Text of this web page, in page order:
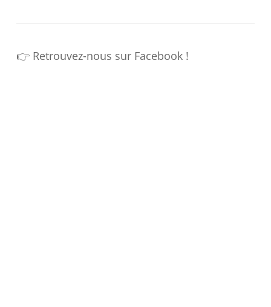
👉 Retrouvez-nous sur Facebook !